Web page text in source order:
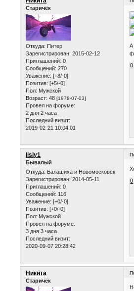
Старичёк
Откуда: Питер
Зарегистрирован: 2015-02-12
Приглашений: 0
Сообщений: 270
Уважение: [+8/-0]
Позитив: [+5/-0]
Пол: Мужской
Возраст: 48[1978-07-03]
Провел на форуме:
2 дня 2 часа
Последний визит:
2019-02-21 10:04:01
А
0
lisiy1
Бывалый
Откуда: Балашиха и Новомосковск
Зарегистрирован: 2014-05-11
Приглашений: 0
Сообщений: 116
Уважение: [+0/-0]
Позитив: [+0/-0]
Пол: Мужской
Провел на форуме:
3 дня 3 часа
Последний визит:
2020-09-07 20:28:42
0
Никита
Старичёк